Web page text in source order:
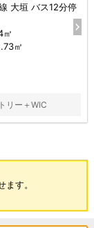
大垣 バス12分停
㎡
㎡
リー＋WIC
ます。